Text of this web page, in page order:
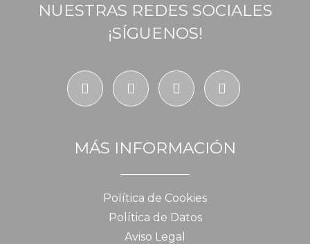
NUESTRAS REDES SOCIALES
¡SÍGUENOS!
MÁS INFORMACIÓN
Política de Cookies
Política de Datos
Aviso Legal